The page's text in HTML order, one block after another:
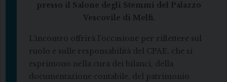
presso il Salone degli Stemmi del Palazzo
Vescovile di Melfi.
L’incontro offrirà l’occasione per riflettere sul
ruolo e sulle responsabilità del CPAE, che si
esprimono nella cura dei bilanci, della
documentazione contabile, del patrimonio